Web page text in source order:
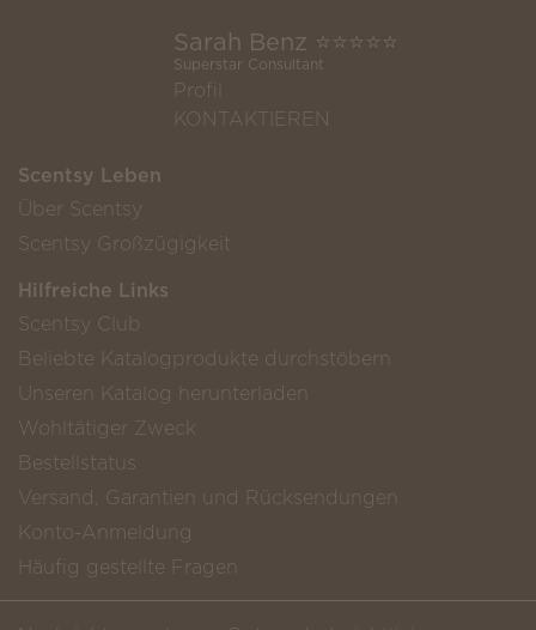
Sarah Benz ⭐️⭐️⭐️⭐️⭐️
Superstar Consultant
Profil
KONTAKTIEREN
Scentsy Leben
Über Scentsy
Scentsy Großzügigkeit
Hilfreiche Links
Scentsy Club
Beliebte Katalogprodukte durchstöbern
Unseren Katalog herunterladen
Wohltätiger Zweck
Bestellstatus
Versand, Garantien und Rücksendungen
Konto-Anmeldung
Häufig gestellte Fragen